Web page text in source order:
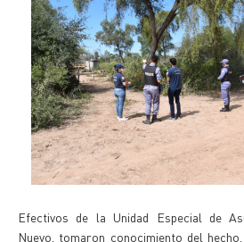
Efectivos de la Unidad Especial de
Nuevo, tomaron conocimiento del